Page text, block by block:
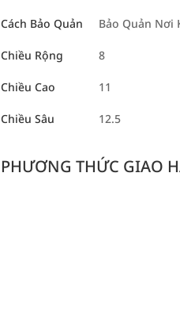
Cách Bảo Quản Bảo Quản Nơi
Chiều Rộng 8
Chiều Cao 11
Chiều Sâu 12.5
PHƯƠNG THỨC GIAO